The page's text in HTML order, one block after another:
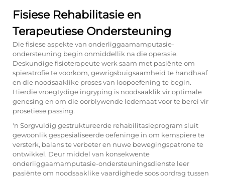
Fisiese Rehabilitasie en
Terapeutiese Ondersteuning
Die fisiese aspekte van onderliggaamamputasie-
ondersteuning begin onmiddellik na die operasie.
Deskundige fisioterapeute werk saam met pasiënte om
spieratrofie te voorkom, gewrigsbuigsaamheid te handhaaf
en die noodsaaklike proses van loopoefening te begin.
Hierdie vroegtydige ingryping is noodsaaklik vir optimale
genesing en om die oorblywende ledemaat voor te berei vir
prosetiese passing.
'n Sorgvuldig gestruktureerde rehabilitasieprogram sluit
gewoonlik gespesialiseerde oefeninge in om kernspiere te
versterk, balans te verbeter en nuwe bewegingspatrone te
ontwikkel. Deur middel van konsekwente
onderliggaamamputasie-ondersteuningsdienste leer
pasiënte om noodsaaklike vaardighede soos oordrag tussen